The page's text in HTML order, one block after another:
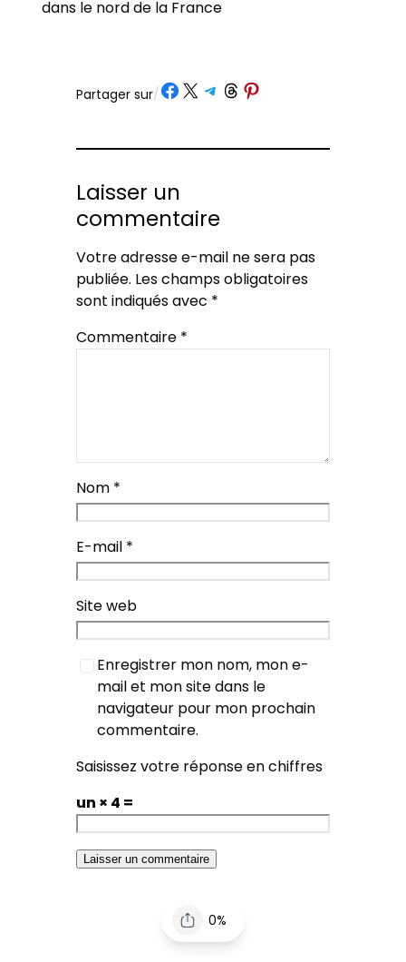
dans le nord de la France
Partager sur/ Partager sur Facebook
Partager sur X Partager sur Telegram
Partager sur Threads
Partager sur Pinterest
Laisser un
commentaire
Votre adresse e-mail ne sera pas
publiée. Les champs obligatoires
sont indiqués avec *
Commentaire *
Nom *
E-mail *
Site web
Enregistrer mon nom, mon e-
mail et mon site dans le
navigateur pour mon prochain
commentaire.
Saisissez votre réponse en chiffres
un × 4 =
0%